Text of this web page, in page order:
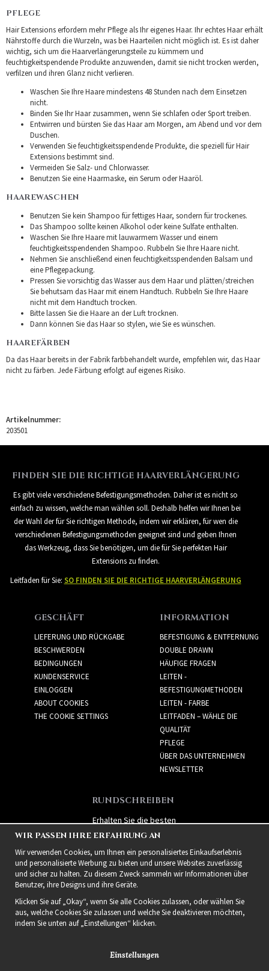
PFLEGE
Hair Extensions erfordern mehr Pflege als Ihr eigenes Haar. Ihr echtes Haar erhält
Nährstoffe durch die Wurzeln, was bei Haarteilen nicht möglich ist. Es ist daher
wichtig, sich um die Haarverlängerungsteile zu kümmern und
feuchtigkeitspendende Produkte anzuwenden, damit sie nicht trocken werden,
verfilzen und ihren Glanz nicht verlieren.
Waschen Sie Ihre Haare mindestens 48 Stunden nach dem Einsetzen
nicht.
Binden Sie Ihr Haar zusammen, wenn Sie schlafen oder Sport treiben.
Entwirren und bürsten Sie das Haar am Morgen, am Abend und vor dem
Duschen.
Verwenden Sie feuchtigkeitsspendende Produkte, die speziell für Hair
Extensions bestimmt sind.
Vermeiden Sie Salz- und Chlorwasser.
Benutzen Sie eine Haarmaske, ein Serum oder Haaröl.
HAAREWASCHEN
Benutzen Sie kein Shampoo für fettiges Haar, sondern für trockenes.
Das Shampoo sollte keinen Alkohol oder keine Sulfate enthalten.
Waschen Sie Ihre Haare mit lauwarmem Wasser und einem
feuchtigkeitsspendenden Shampoo. Rubbeln Sie Ihre Haare nicht.
Nehmen Sie anschließend einen feuchtigkeitsspendenden Balsam und
eine Pflegepackung.
Pressen Sie vorsichtig das Wasser aus dem Haar und plätten/streichen
Sie behutsam das Haar mit einem Handtuch. Rubbeln Sie Ihre Haare
nicht mit dem Handtuch trocken.
Bitte lassen Sie die Haare an der Luft trocknen.
Dann können Sie das Haar so stylen, wie Sie es wünschen.
HAAREFÄRBEN
Da das Haar bereits in der Fabrik farbbehandelt wurde, empfehlen wir, das Haar
nicht zu färben. Jede Färbung erfolgt auf eigenes Risiko.
Artikelnummer:
203501
FINDEN SIE DIE RICHTIGE HAARVERLÄNGERUNG
Es gibt viele verschiedene Befestigungsmethoden. Daher ist es nicht so
einfach zu wissen, welche man wählen soll. Deshalb helfen wir Ihnen bei
der Wahl der für Sie richtigen Methode, indem wir erklären, für wen die
verschiedenen Befestigungsmethoden geeignet sind und geben Ihnen
das Werkzeug, dass Sie benötigen, um die für Sie perfekten Hair
Extensions zu finden.
Leitfaden für Sie: SO FINDEN SIE DIE RICHTIGE HAARVERLÄNGERUNG
GESCHÄFT
LIEFERUNG UND RÜCKGABE
BESCHWERDEN
BEDINGUNGEN
KUNDENSERVICE
EINLOGGEN
ABOUT COOKIES
THE COOKIE SETTINGS
INFORMATION
BEFESTIGUNG & ENTFERNUNG
DOUBLE DRAWN
HÄUFIGE FRAGEN
LEITEN -
BEFESTIGUNGMETHODEN
LEITEN - FARBE
LEITFADEN – WÄHLE DIE
QUALITÄT
PFLEGE
ÜBER DAS UNTERNEHMEN
NEWSLETTER
RUNDSCHREIBEN
Erhalten Sie die besten
Angebote und spannende
neue Produkte!
WIR PASSEN IHRE ERFAHRUNG AN
Wir verwenden Cookies, um Ihnen ein personalisiertes Einkaufserlebnis
und personalisierte Werbung zu bieten und unsere Websites zuverlässig
und sicher zu halten. Zu diesem Zweck sammeln wir Informationen über
Benutzer, ihre Designs und ihre Geräte.
Klicken Sie auf „Okay“, wenn Sie alle Cookies zulassen, oder wählen Sie
aus, welche Cookies Sie zulassen und welche Sie deaktivieren möchten,
indem Sie unten auf „Einstellungen“ klicken.
Einstellungen